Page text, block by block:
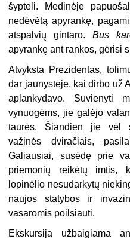
šypteli. Medinėje
nedėvėtą apyrankę,
atspalvių gintaro.Bus
apyrankę ant rankos, gėrisi
Atvyksta Prezidentas,
dar jaunystėje, kai dirbo už
aplankydavo. Suvienyti
vynuogėms, jie galėjo
taurės. Šiandien jie vėl
važinės dviračiais,
Galiausiai, susėdę prie
priemonių reikėtų imtis,
lopinėlio nesudarkytų
naujos statybos ir
vasaromis poilsiauti.
Ekskursija užbaigiama